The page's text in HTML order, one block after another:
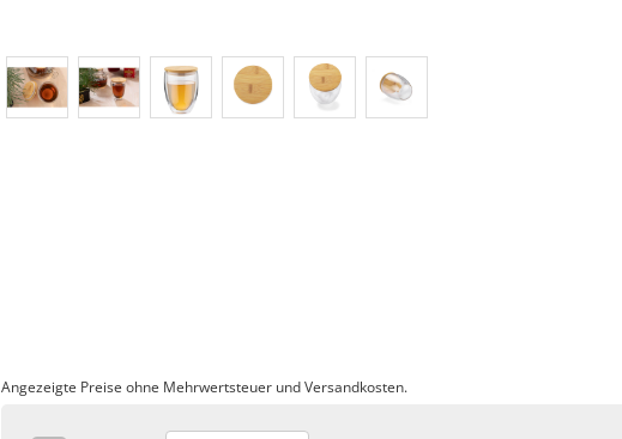
Angezeigte Preise ohne Mehrwertsteuer und Versandkosten.